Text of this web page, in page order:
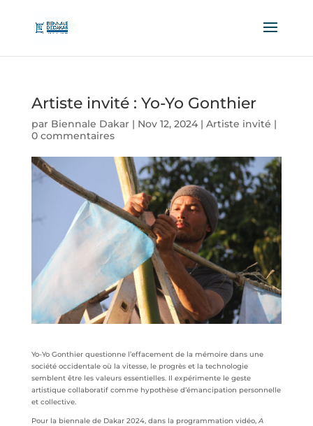
Artiste invité : Yo-Yo Gonthier
par Biennale Dakar| Nov 12, 2024| Artiste invité |
0 commentaires
Yo-Yo Gonthier questionne l’effacement de la mémoire dans une
société occidentale où la vitesse, le progrès et la technologie
semblent être les valeurs essentielles. Il expérimente le geste
artistique collaboratif comme hypothèse d’émancipation personnelle
et collective.
Pour la biennale de Dakar 2024, dans la programmation vidéo,A